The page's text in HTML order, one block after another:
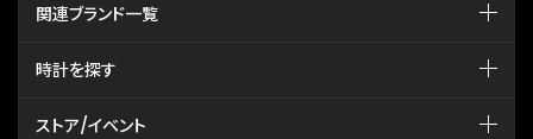
関連ブランド一覧
時計を探す
ストア/イベント